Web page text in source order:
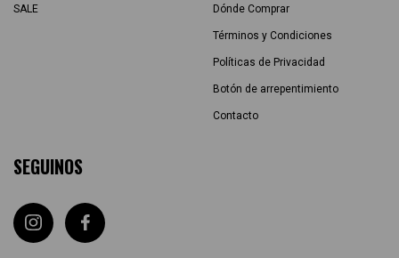
SALE Dónde Comprar
Términos y Condiciones
Políticas de Privacidad
Botón de arrepentimiento
Contacto
SEGUINOS